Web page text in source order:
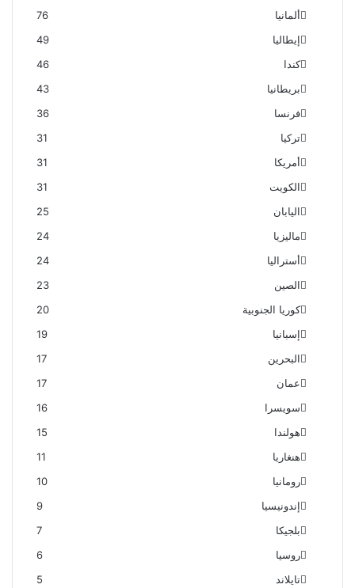
ألمانيا
76
إيطاليا
49
كندا
46
بريطانيا
43
فرنسا
36
تركيا
31
أمريكا
31
الكويت
31
اليابان
25
ماليزيا
24
أستراليا
24
الصين
23
كوريا الجنوبية
20
إسبانيا
19
البحرين
17
عمان
17
سويسرا
16
هولندا
15
هنغاريا
11
رومانيا
10
إندونيسيا
9
بلجيكا
7
روسيا
6
تايلاند
5